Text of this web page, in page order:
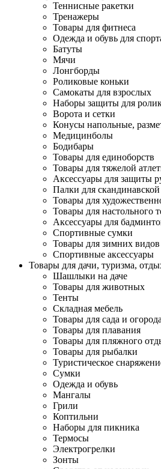
Теннисные ракетки
Тренажеры
Товары для фитнеса
Одежда и обувь для
Батуты
Мячи
Лонгборды
Роликовые коньки
Самокаты для взрослых
Наборы защиты для
Ворота и сетки
Конусы напольные,
Медицинболы
Бодибары
Товары для единоборств
Товары для тяжелой
Аксессуары для защиты
Палки для
Товары для
Товары для настольного
Аксессуары для
Спортивные сумки
Товары для зимних видов
Спортивные аксессуары
Товары для дачи, туризма,
Шашлыки на даче
Товары для животных
Тенты
Складная мебель
Товары для сада и огорода
Товары для плавания
Товары для пляжного
Товары для рыбалки
Туристическое
Сумки
Одежда и обувь
Мангалы
Грили
Коптильни
Наборы для пикника
Термосы
Электрогрелки
Зонты